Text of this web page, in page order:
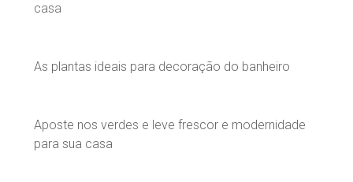
casa
As plantas ideais para decoração do banheiro
Aposte nos verdes e leve frescor e modernidade
para sua casa